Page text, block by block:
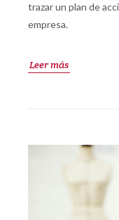
trazar un plan de
empresa.
Leer más